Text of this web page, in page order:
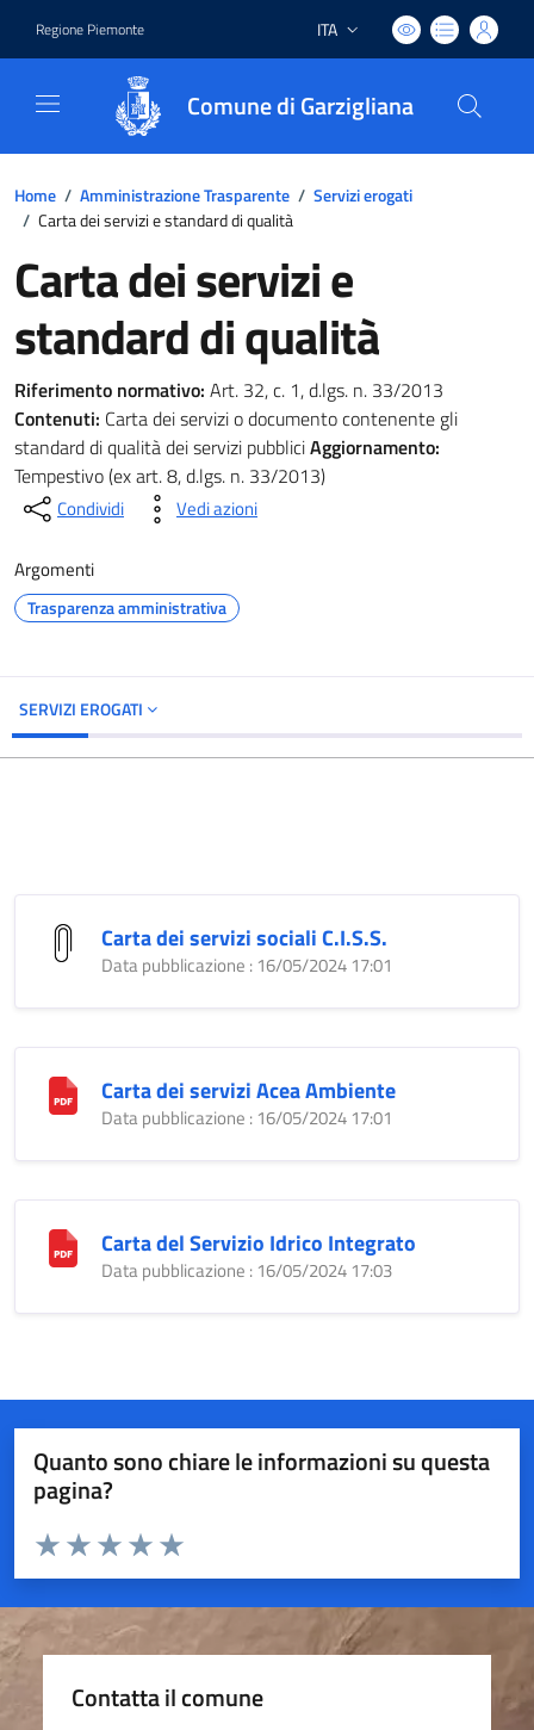
Regione Piemonte Lingua attiva:
ITA
Comune di Garzigliana
Home / Amministrazione Trasparente / Servizi erogati
/ Carta dei servizi e standard di qualità
Carta dei servizi e
standard di qualità
Riferimento normativo: Art. 32, c. 1, d.lgs. n. 33/2013
Contenuti: Carta dei servizi o documento contenente gli
standard di qualità dei servizi pubbliciAggiornamento:
Tempestivo (ex art. 8, d.lgs. n. 33/2013)
Condividi Vedi azioni
Argomenti
Trasparenza amministrativa
SERVIZI EROGATI
Carta dei servizi sociali C.I.S.S.
Data pubblicazione : 16/05/2024 17:01
Carta dei servizi Acea Ambiente
Data pubblicazione : 16/05/2024 17:01
Carta del Servizio Idrico Integrato
Data pubblicazione : 16/05/2024 17:03
Quanto sono chiare le informazioni su questa
pagina?
Valuta da 1 a 5 stelle la pagina
Valuta 5 stelle su 5
Valuta 4 stelle su 5
Valuta 3 stelle su 5
Valuta 2 stelle su 5
Valuta 1 stelle su 5
Contatta il comune